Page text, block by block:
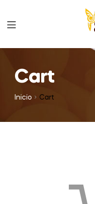
Cart
Inicio Cart